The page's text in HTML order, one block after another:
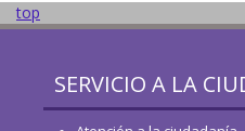
top
SERVICIO A LA